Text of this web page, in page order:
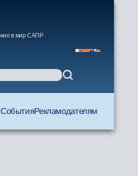
в мир САПР
СобытияРекламодателям